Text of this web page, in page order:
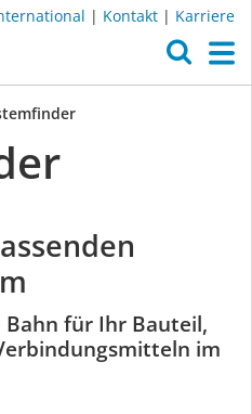
| Kontakt | Karriere
Bahn für Ihr Bauteil,
im